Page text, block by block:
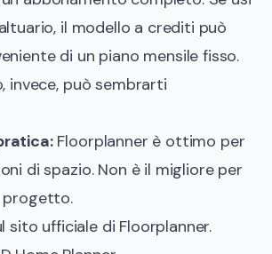
il modello a crediti può
di un piano mensile fisso.
invece, può sembrarti
Floorplanner è ottimo per
di spazio. Non è il migliore per
progetto.
sito ufficiale di Floorplanner.